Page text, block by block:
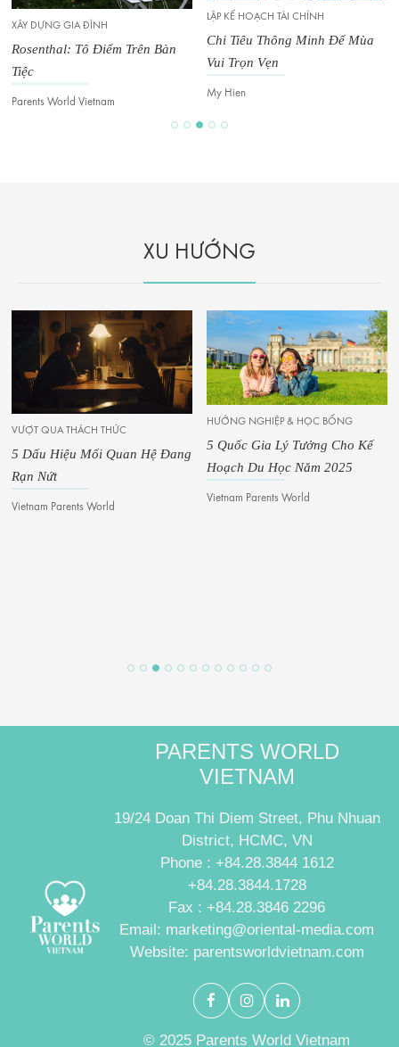
XÂY DỰNG GIA ĐÌNH
Rosenthal: Tô Điểm Trên Bàn
Tiệc
Parents World Vietnam
LẬP KẾ HOẠCH TÀI CHÍNH
Chi Tiêu Thông Minh Để Mùa
Vui Trọn Vẹn
My Hien
XU HƯỚNG
VƯỢT QUA THÁCH THỨC
5 Dấu Hiệu Mối Quan Hệ Đang
Rạn Nứt
Vietnam Parents World
HƯỚNG NGHIỆP & HỌC BỔNG
5 Quốc Gia Lý Tưởng Cho Kế
Hoạch Du Học Năm 2025
Vietnam Parents World
PARENTS WORLD
VIETNAM
19/24 Doan Thi Diem Street, Phu Nhuan
District, HCMC, VN
Phone : +84.28.3844 1612
+84.28.3844.1728
Fax : +84.28.3846 2296
Email: marketing@oriental-media.com
Website: parentsworldvietnam.com
© 2025 Parents World Vietnam